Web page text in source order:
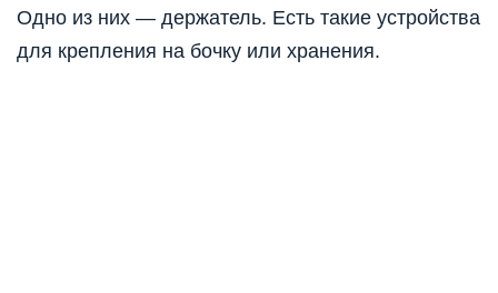
Одно из них — держатель. Есть такие устройства
для крепления на бочку или хранения.